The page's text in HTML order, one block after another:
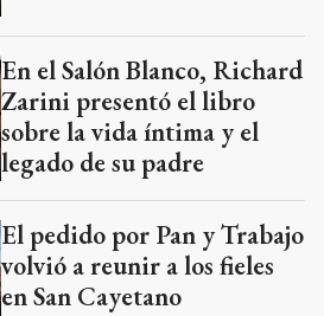
En el Salón Blanco, Richard
Zarini presentó el libro
sobre la vida íntima y el
legado de su padre
El pedido por Pan y Trabajo
volvió a reunir a los fieles
en San Cayetano